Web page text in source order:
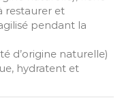
restaurer et
pendant la
d’origine naturelle)
hydratent et